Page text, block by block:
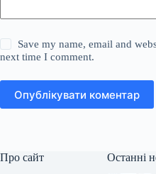
Save my name, email and
next time I comment.
Опублікувати коментар
Про сайт Останні